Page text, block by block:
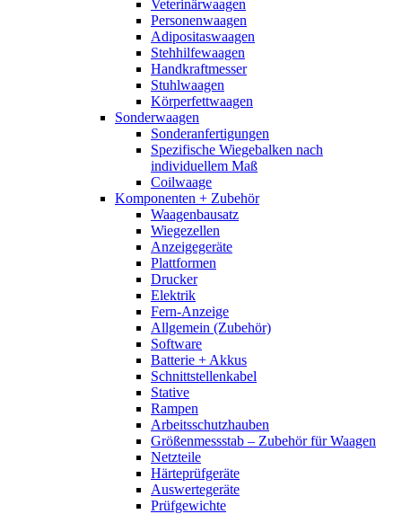
Veterinärwaagen
Personenwaagen
Adipositaswaagen
Stehhilfewaagen
Handkraftmesser
Stuhlwaagen
Körperfettwaagen
Sonderwaagen
Sonderanfertigungen
Spezifische Wiegebalken nach
individuellem Maß
Coilwaage
Komponenten + Zubehör
Waagenbausatz
Wiegezellen
Anzeigegeräte
Plattformen
Drucker
Elektrik
Fern-Anzeige
Allgemein (Zubehör)
Software
Batterie + Akkus
Schnittstellenkabel
Stative
Rampen
Arbeitsschutzhauben
Größenmessstab – Zubehör für Waagen
Netzteile
Härteprüfgeräte
Auswertegeräte
Prüfgewichte